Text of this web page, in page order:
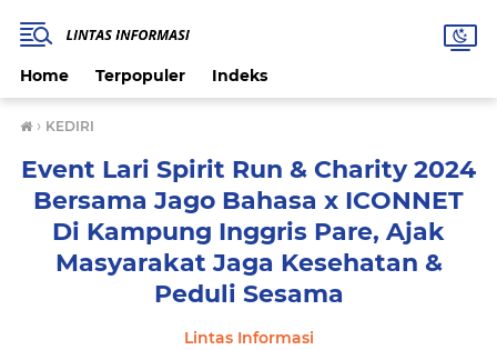
Home Terpopuler Indeks
› KEDIRI
Event Lari Spirit Run & Charity 2024
Bersama Jago Bahasa x ICONNET
Di Kampung Inggris Pare, Ajak
Masyarakat Jaga Kesehatan &
Peduli Sesama
Lintas Informasi